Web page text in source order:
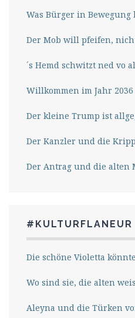
Was Bürger in
Der Mob will pfeifen,
´s Hemd schwitzt ned vo
Willkommen im Jahr
Der kleine Trump ist
Der Kanzler und die
Der Antrag und die alten
#KULTURFLANEUR
Die schöne Violetta
Wo sind sie, die alten
Aleyna und die Türken